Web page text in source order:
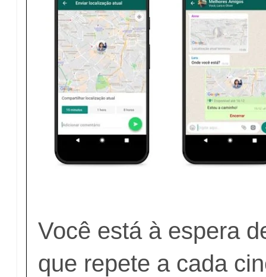
Você está à espera
que repete a cada